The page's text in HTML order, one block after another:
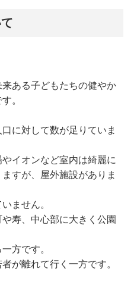
ある子どもたちの健やか
。
に対して数が足りていま
イオンなど室内は綺麗に
すが、屋外施設がありま
ません。
寿、中心部に大きく公園
方です。
が離れて行く一方です。